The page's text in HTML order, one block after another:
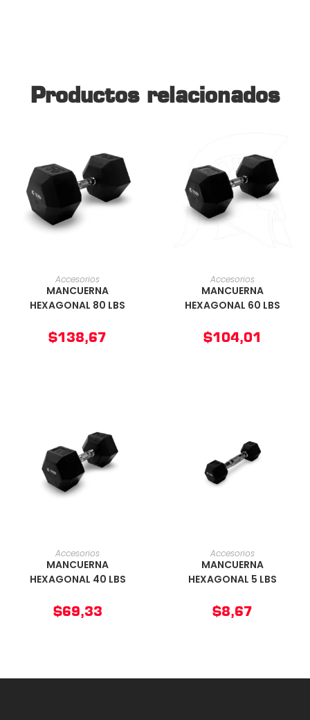
Productos relacionados
AÑADIR AL CARRITO
Accesorios
MANCUERNA
HEXAGONAL 80 LBS
$138,67
AÑADIR AL CARRITO
Accesorios
MANCUERNA
HEXAGONAL 60 LBS
$104,01
AÑADIR AL CARRITO
Accesorios
MANCUERNA
HEXAGONAL 40 LBS
$69,33
AÑADIR AL CARRITO
Accesorios
MANCUERNA
HEXAGONAL 5 LBS
$8,67